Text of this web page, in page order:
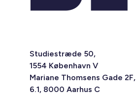
Studiestræde 50,
1554 København V
Mariane Thomsens Gade 2F,
6.1, 8000 Aarhus C